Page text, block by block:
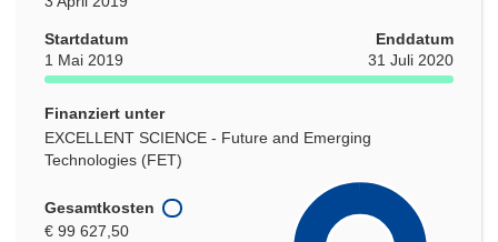
Startdatum
1 Mai 2019
Enddatum
31 Juli 2020
Finanziert unter
EXCELLENT SCIENCE - Future and Emerging
Technologies (FET)
Gesamtkosten
€ 99 627,50